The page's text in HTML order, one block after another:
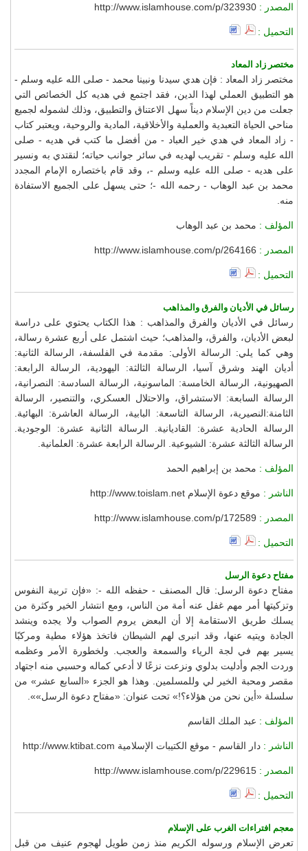
المصدر : http://www.islamhouse.com/p/323930
التحميل :
مختصر زاد المعاد
مختصر زاد المعاد : فإن هدي سيدنا ونبينا محمد - صلى الله عليه وسلم -
هو التطبيق العملي لهذا الدين، فقد اجتمع في هديه كل الخصائص التي
جعلت من دين الإسلام ديناً سهل الاعتناق والتطبيق، وذلك لشموله لجميع
مناحي الحياة التعبدية والعملية والأخلاقية، المادية والروحية، ويعتبر كتاب
- زاد المعاد في هدي خير العباد - من أفضل ما كتب في هديه - صلى
الله عليه وسلم - تقريب لهديه في سائر جوانب حياته؛ لنقتدي به ونسير
على هديه - صلى الله عليه وسلم -، وقد قام باختصاره الإمام المجدد
محمد بن عبد الوهاب - رحمه الله -؛ حتى يسهل على الجميع الاستفادة
منه.
المؤلف : محمد بن عبد الوهاب
المصدر : http://www.islamhouse.com/p/264166
التحميل :
رسائل في الأديان والفرق والمذاهب
رسائل في الأديان والفرق والمذاهب : هذا الكتاب يحتوي على دراسة
لبعض الأديان، والفرق، والمذاهب؛ حيث اشتمل على أربع عشرة رسالة،
وهي كما يلي: الرسالة الأولى: مقدمة في الفلسفة، الرسالة الثانية:
أديان الهند وشرق آسيا، الرسالة الثالثة: اليهودية، الرسالة الرابعة:
الصهيونية، الرسالة الخامسة: الماسونية، الرسالة السادسة: النصرانية،
الرسالة السابعة: الاستشراق، والاحتلال العسكري، والتنصير، الرسالة
الثامنة:النصيرية، الرسالة التاسعة: البابية، الرسالة العاشرة: البهائية.
الرسالة الحادية عشرة: القاديانية. الرسالة الثانية عشرة: الوجودية.
الرسالة الثالثة عشرة: الشيوعية. الرسالة الرابعة عشرة: العلمانية.
المؤلف : محمد بن إبراهيم الحمد
الناشر : موقع دعوة الإسلام http://www.toislam.net
المصدر : http://www.islamhouse.com/p/172589
التحميل :
مفتاح دعوة الرسل
مفتاح دعوة الرسل: قال المصنف - حفظه الله -: «فإن تربية النفوس
وتزكيتها أمر مهم غفل عنه أمة من الناس، ومع انتشار الخير وكثرة من
يسلك طريق الاستقامة إلا أن البعض يروم الصواب ولا يجده وينشد
الجادة ويتيه عنها، وقد انبرى لهم الشيطان فاتخذ هؤلاء مطية ومركبًا
يسير بهم في لجة الرياء والسمعة والعجب. ولخطورة الأمر وعظمه
وردت الجم وأدليت بدلوي ونزعت نزعًا لا أدعي كماله وحسبي منه اجتهاد
مقصر ومحبة الخير لي وللمسلمين. وهذا هو الجزء «السابع عشر» من
سلسلة «أين نحن من هؤلاء؟!» تحت عنوان: «مفتاح دعوة الرسل»».
المؤلف : عبد الملك القاسم
الناشر : دار القاسم - موقع الكتيبات الإسلامية http://www.ktibat.com
المصدر : http://www.islamhouse.com/p/229615
التحميل :
معجم افتراءات الغرب على الإسلام
تعرض الإسلام ورسوله الكريم منذ زمن طويل لهجوم عنيف من قبل